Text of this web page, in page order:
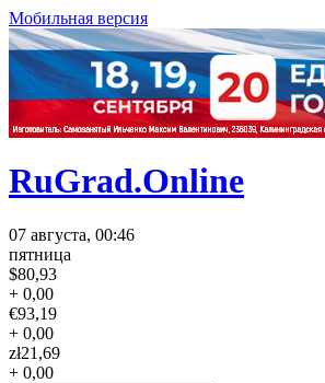
Мобильная версия
RuGrad.Online
07 августа, 00:46
пятница
$80,93
+ 0,00
€93,19
+ 0,00
zł21,69
+ 0,00